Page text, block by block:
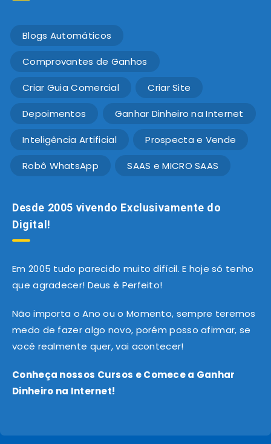
Blogs Automáticos
Comprovantes de Ganhos
Criar Guia Comercial Criar Site
Depoimentos Ganhar Dinheiro na Internet
Inteligência Artificial Prospecta e Vende
Robô WhatsApp SAAS e MICRO SAAS
Desde 2005 vivendo Exclusivamente do
Digital!
Em 2005 tudo parecido muito difícil. E hoje só tenho
que agradecer! Deus é Perfeito!
Não importa o Ano ou o Momento, sempre teremos
medo de fazer algo novo, porém posso afirmar, se
você realmente quer, vai acontecer!
Conheça nossos Cursos e Comece a Ganhar
Dinheiro na Internet!